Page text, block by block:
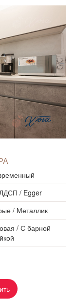
/ Egger
/ Металлик
/ С барной